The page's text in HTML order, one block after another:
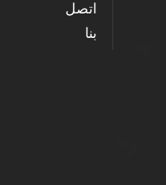
اتصل
بنا